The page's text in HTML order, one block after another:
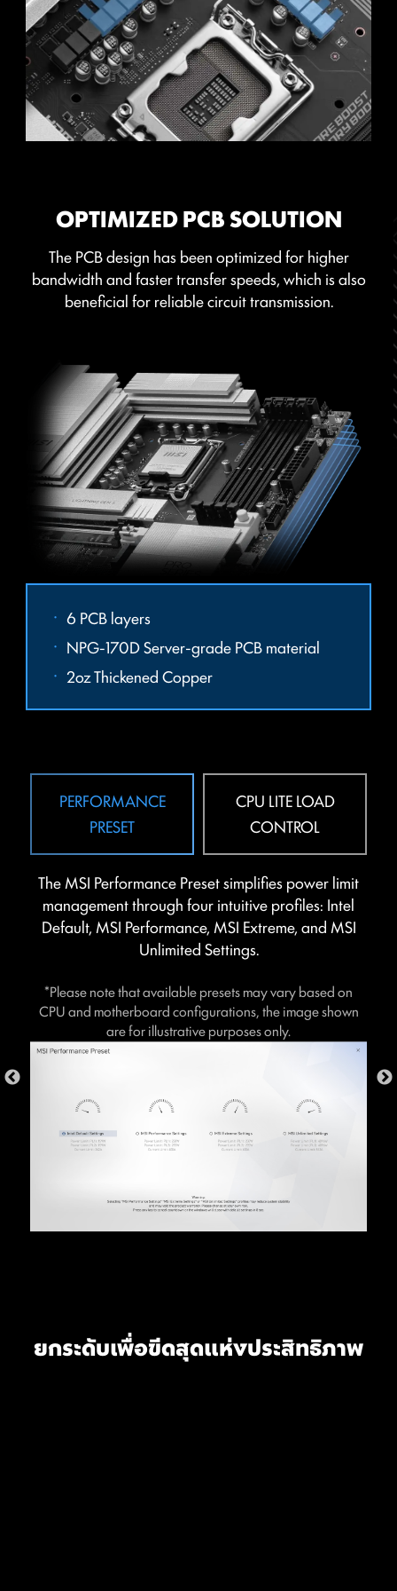
OPTIMIZED PCB SOLUTION
The PCB design has been optimized for higher
bandwidth and faster transfer speeds, which is also
beneficial for reliable circuit transmission.
6 PCB layers
NPG-170D Server-grade PCB material
2oz Thickened Copper
PERFORMANCE
PRESET
CPU LITE LOAD
CONTROL
The MSI Performance Preset simplifies power limit
management through four intuitive profiles: Intel
Default, MSI Performance, MSI Extreme, and MSI
Unlimited Settings.
*Please note that available presets may vary based on
CPU and motherboard configurations, the image shown
are for illustrative purposes only.
ยกระดับเพื่อขีดสุดแห่งประสิทธิภาพ
Performance Mode, Benchmark Mode,
Memtest Mode and High Efficiency Mode
provide users with the flexibility to swiftly
identify the ideal configuration tailored to
CPU มีความเสถียรมากยิ่งขึ้น แม้ในสภาวะที่ต้องรองรับโหลด
กระแสไฟฟ้าสูงก็ตาม
ข้อดีของคอนเน็กเตอร์จ่ายไฟแบบขาตัน
ความเสถียรที่เหนือกว่า: พื้นที่หน้าสัมผัสที่ใหญ่ขึ้นช่วย
ต้านทานทางไฟฟ้าที่ต่ำ ช่วยให้กระแสไฟไหลผ่านได้
อย่างมีประสิทธิภาพ
ความทนทานสูง: การออกแบบด้วยขาต่อแบบตัน ช่วย
ให้มั่นใจได้ถึงความทนทานที่แข็งแกร่ง พร้อมรองรับ
ทุกสภาวะการใช้งานที่หนักหน่วง
เสริมชั้นฟองน้ำชนิดพิเศษร่วมกับฝาหลังป้องกันการกัดกร่อน
ช่วยลดการเกิดไฟฟ้าสถิตและลดสัญญาณรบกวนจาก
คลื่นแม่เหล็กไฟฟ้า EMI ของระบบ พร้อมความทนทานที่เหนือ
* ภาพข้างต้นใช้เพื่อการโฆษณาเท่านั้น กรุณาตรวจสอบรายละเอียด
เพิ่มเติมที่หน้าข้อมูลจำเพาะ
OVER CURRENT PROTECTION
เมนบอร์ดของ MSI ให้ความสำคัญกับความปลอดภัยเป็น
อันดับแรกด้วยระบบป้องกันกระแสไฟเกิน Overcurrent
ประกอบสำคัญต่างๆ เช่น พอร์ต USB, หน่วยความจำ DDR,
ฮาร์ดแวร์ของคุณนี้เองที่ตอกย้ำถึงความตั้งใจของ MSI ใน
การผลิตเมนบอร์ดที่เน้นความทนทานและความเสถียรเป็นหลัก